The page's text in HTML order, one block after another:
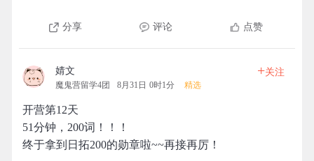
分享 评论 点赞
婧文
魔鬼营留学4团 8月31日 0时1分 精选
+关注
开营第12天
51分钟，200词！！！
终于拿到日拓200的勋章啦~~再接再厉！